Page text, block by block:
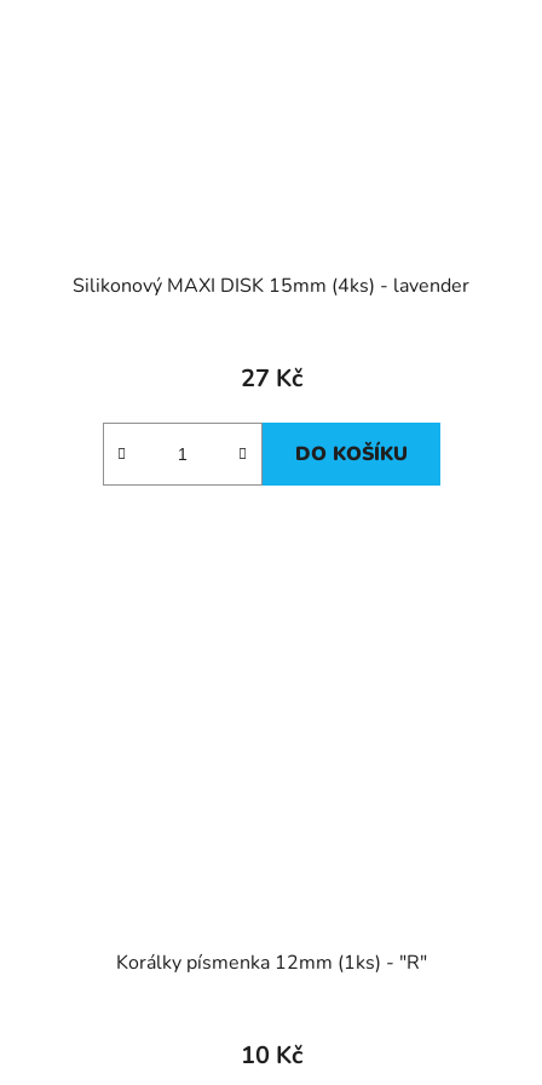
Silikonový MAXI DISK 15mm (4ks) - lavender
27 Kč
DO KOŠÍKU
Korálky písmenka 12mm (1ks) - "R"
10 Kč